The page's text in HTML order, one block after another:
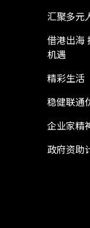
汇聚多元
借港出海
机遇
精彩生活
稳健联通
企业家精
政府资助